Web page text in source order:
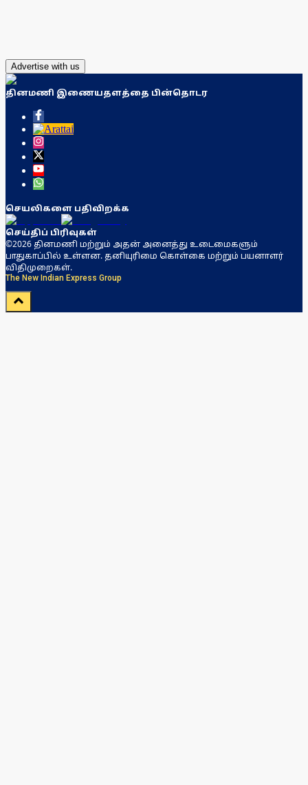
Advertise with us
தினமணி இணையதளத்தை பின்தொடர
செயலிகளை பதிவிறக்க
செய்திப் பிரிவுகள்
©2026 தினமணி மற்றும் அதன் அனைத்து உடைமைகளும்
பாதுகாப்பில் உள்ளன. தனியுரிமை கொள்கை மற்றும் பயனாளர்
விதிமுறைகள்.
The New Indian Express Group